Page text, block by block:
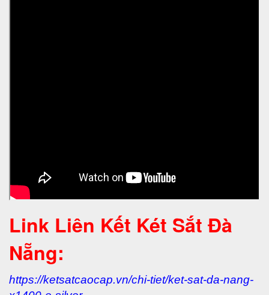
Link Liên Kết Két Sắt Đà
Nẵng:
https://ketsatcaocap.vn/chi-tiet/ket-sat-da-nang-